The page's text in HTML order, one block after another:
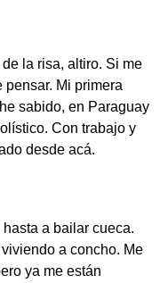
la risa, altiro. Si me
pensar. Mi primera
sabido, en Paraguay
Con trabajo y
desde acá.
a bailar cueca.
a concho. Me
ya me están